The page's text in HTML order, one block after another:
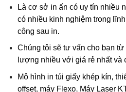
Là cơ sở in ấn có uy tín nhiều
có nhiều kinh nghiệm trong
công sau in.
Chúng tôi sẽ tư vấn cho bạn
lượng nhiều với giá rẻ nhất và
Mô hình in túi giấy khép kín,
offset, máy Flexo, Máy Laser